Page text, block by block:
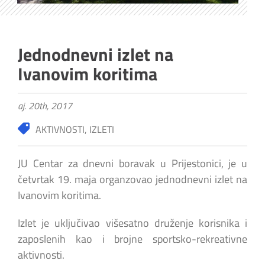
Jednodnevni izlet na
Ivanovim koritima
aj. 20th, 2017
AKTIVNOSTI, IZLETI
JU Centar za dnevni boravak u Prijestonici, je u
četvrtak 19. maja organzovao jednodnevni izlet na
Ivanovim koritima.
Izlet je uključivao višesatno druženje korisnika i
zaposlenih kao i brojne sportsko-rekreativne
aktivnosti.